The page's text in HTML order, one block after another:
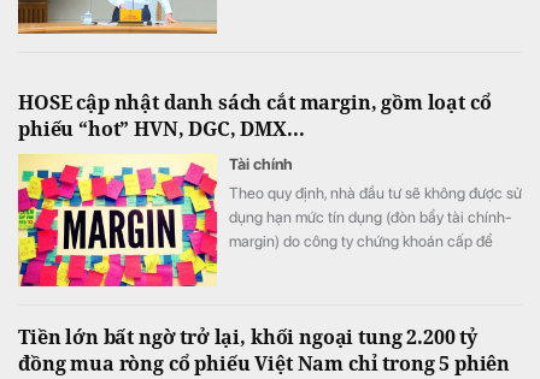
HOSE cập nhật danh sách cắt margin, gồm loạt cổ
phiếu “hot” HVN, DGC, DMX...
Tài chính
Theo quy định, nhà đầu tư sẽ không được sử
dụng hạn mức tín dụng (đòn bẩy tài chính-
margin) do công ty chứng khoán cấp để
Tiền lớn bất ngờ trở lại, khối ngoại tung 2.200 tỷ
đồng mua ròng cổ phiếu Việt Nam chỉ trong 5 phiên